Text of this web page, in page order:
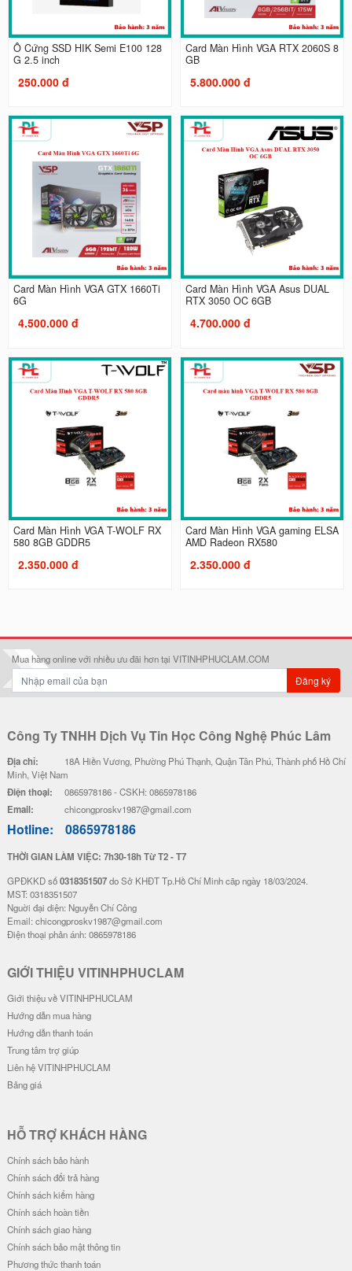
Ổ Cứng SSD HIK Semi E100 128
G 2.5 inch
250.000 đ
Card Màn Hình VGA RTX 2060S 8
GB
5.800.000 đ
Card Màn Hình VGA GTX 1660Ti
6G
4.500.000 đ
Card Màn Hình VGA Asus DUAL
RTX 3050 OC 6GB
4.700.000 đ
Card Màn Hình VGA T-WOLF RX
580 8GB GDDR5
2.350.000 đ
Card Màn Hình VGA gaming ELSA
AMD Radeon RX580
2.350.000 đ
Mua hàng online với nhiều ưu đãi hơn tại VITINHPHUCLAM.COM
Đăng ký
Công Ty TNHH Dịch Vụ Tin Học Công Nghệ Phúc Lâm
Địa chỉ:
18A Hiền Vương, Phường Phú Thạnh, Quận Tân Phú, Thành phố Hồ Chí
Minh, Việt Nam
Điện thoại: 0865978186 - CSKH: 0865978186
Email: chicongproskv1987@gmail.com
Hotline: 0865978186
THỜI GIAN LÀM VIỆC: 7h30-18h Từ T2 - T7
GPĐKKD số0318351507do Sở KHĐT Tp.Hồ Chí Minh cãp ngày 18/03/2024.
MST: 0318351507
Nguời đại diện: Nguyễn Chí Công
Email: chicongproskv1987@gmail.com
Điện thoại phản ánh: 0865978186
GIỚI THIỆU VITINHPHUCLAM
Giới thiệu về VITINHPHUCLAM
Hướng dẫn mua hàng
Hướng dẫn thanh toán
Trung tâm trợ giúp
Liên hệ VITINHPHUCLAM
Bảng giá
HỖ TRỢ KHÁCH HÀNG
Chính sách bảo hành
Chính sách đổi trả hàng
Chính sách kiểm hàng
Chính sách hoàn tiền
Chính sách giao hàng
Chính sách bảo mật thông tin
Phương thức thanh toán